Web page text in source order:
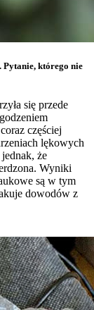
którego nie
się przede
częściej
lękowych
że
Wyniki
są w tym
dowodów z